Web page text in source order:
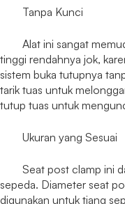
Tanpa Kunci
Alat ini sangat
tinggi rendahnya jok,
sistem buka tutupnya
tarik tuas untuk
tutup tuas untuk
Ukuran yang Sesuai
Seat post clamp ini
sepeda. Diameter seat
digunakan untuk tiang